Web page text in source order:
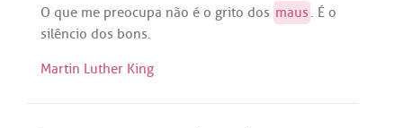
O que me preocupa não é o grito dos maus . É o
silêncio dos bons.
Martin Luther King